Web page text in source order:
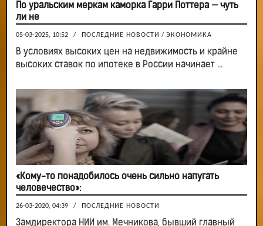
По уральским меркам каморка Гарри Поттера — чуть
ли не
05-03-2025, 10:52 / ПОСЛЕДНИЕ НОВОСТИ / ЭКОНОМИКА
В условиях высоких цен на недвижимость и крайне
высоких ставок по ипотеке в России начинает ...
«Кому-то понадобилось очень сильно напугать
человечество»:
26-03-2020, 04:39 / ПОСЛЕДНИЕ НОВОСТИ
Замдиректора НИИ им. Мечникова, бывший главный